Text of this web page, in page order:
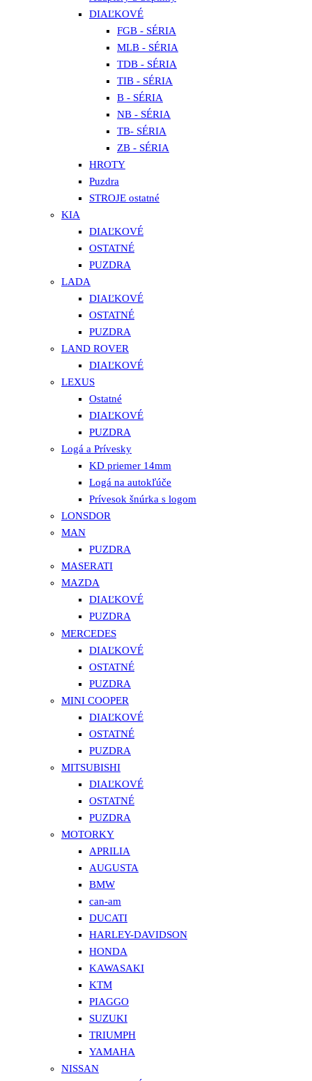
DIAĽKOVÉ
FGB - SÉRIA
MLB - SÉRIA
TDB - SÉRIA
TIB - SÉRIA
B - SÉRIA
NB - SÉRIA
TB- SÉRIA
ZB - SÉRIA
HROTY
Puzdra
STROJE ostatné
KIA
DIAĽKOVÉ
OSTATNÉ
PUZDRA
LADA
DIAĽKOVÉ
OSTATNÉ
PUZDRA
LAND ROVER
DIAĽKOVÉ
LEXUS
Ostatné
DIAĽKOVÉ
PUZDRA
Logá a Prívesky
KD priemer 14mm
Logá na autokľúče
Prívesok šnúrka s logom
LONSDOR
MAN
PUZDRA
MASERATI
MAZDA
DIAĽKOVÉ
PUZDRA
MERCEDES
DIAĽKOVÉ
OSTATNÉ
PUZDRA
MINI COOPER
DIAĽKOVÉ
OSTATNÉ
PUZDRA
MITSUBISHI
DIAĽKOVÉ
OSTATNÉ
PUZDRA
MOTORKY
APRILIA
AUGUSTA
BMW
can-am
DUCATI
HARLEY-DAVIDSON
HONDA
KAWASAKI
KTM
PIAGGO
SUZUKI
TRIUMPH
YAMAHA
NISSAN